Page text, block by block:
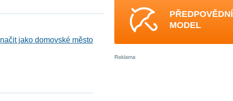
jako domovské město
PŘEDPOVĚDNÍ
MODEL